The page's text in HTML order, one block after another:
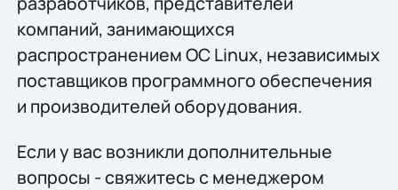
компаний, занимающихся
распространением ОС Linux, независимых
поставщиков программного обеспечения
и производителей оборудования.
Если у вас возникли дополнительные
вопросы - свяжитесь с менеджером